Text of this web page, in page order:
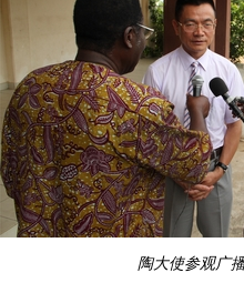
陶大